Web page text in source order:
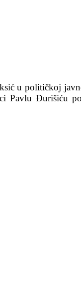
u političkoj
Pavlu Đurišiću